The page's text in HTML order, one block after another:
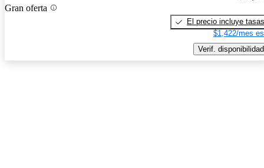
Gran oferta
El precio incluye tasas
$1,422/mes
Verif. disponibilidad